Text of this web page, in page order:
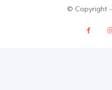
© Copyright -